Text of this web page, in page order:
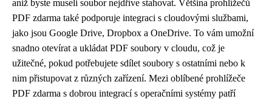
aniž byste museli soubor nejdříve stahovat. Většina prohlížečů
PDF zdarma také podporuje integraci s cloudovými službami,
jako jsou Google Drive, Dropbox a OneDrive. To vám umožní
snadno otevírat a ukládat PDF soubory v cloudu, což je
užitečné, pokud potřebujete sdílet soubory s ostatními nebo k
nim přistupovat z různých zařízení. Mezi oblíbené prohlížeče
PDF zdarma s dobrou integrací s operačními systémy patří